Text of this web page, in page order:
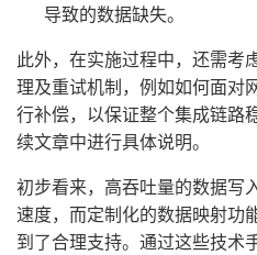
导致的数据缺失。
此外，在实施过程中，还需考
理及重试机制，例如如何面对
行补偿，以保证整个集成链路
续文章中进行具体说明。
初步看来，高吞吐量的数据写
速度，而定制化的数据映射功
到了合理支持。通过这些技术